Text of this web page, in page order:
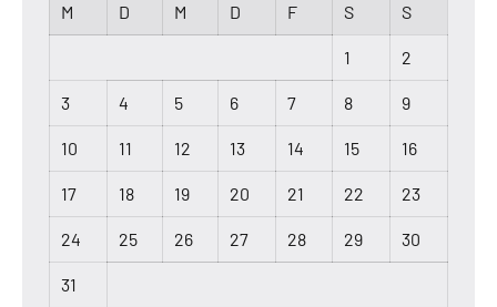
M
D M D F S S
1 2
3 4 5 6 7 8 9
10 11 12 13 14 15 16
17 18 19 20 21 22 23
24 25 26 27 28 29 30
31